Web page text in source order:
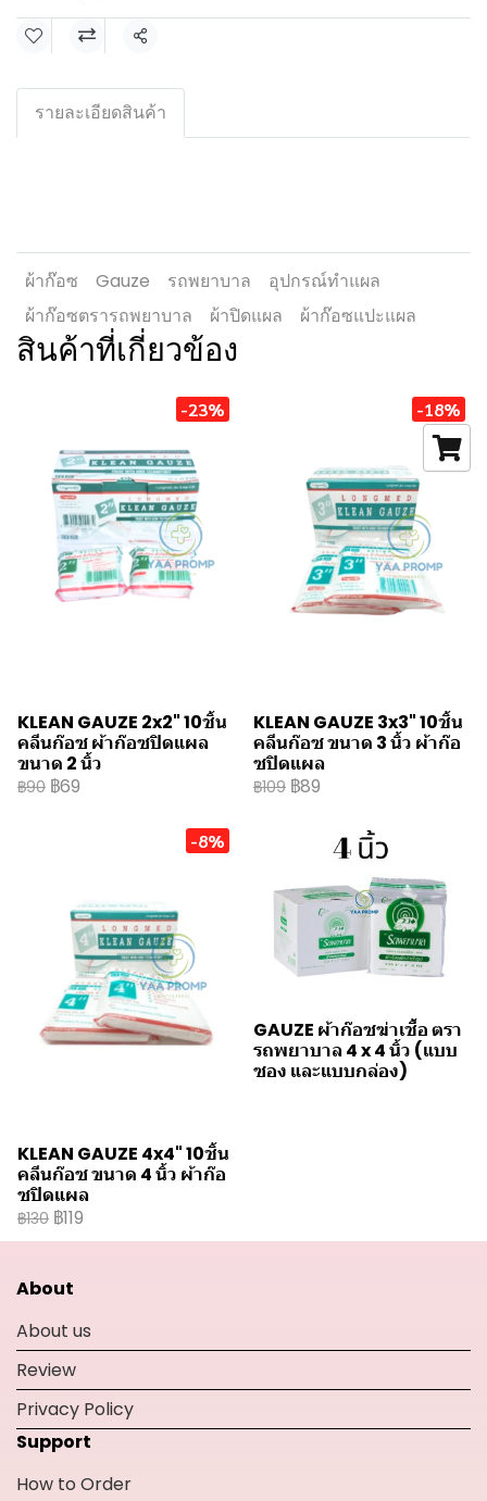
แชร์
รายละเอียดสินค้า
ผ้าก๊อซ Gauze รถพยาบาล
อุปกรณ์ทำแผล
ผ้าก๊อซตรารถพยาบาล
ผ้าปิดแผล ผ้าก๊อซแปะแผล
สินค้าที่เกี่ยวข้อง
-23%
KLEAN GAUZE 2x2" 10ชิ้น
คลีนก๊อซ ผ้าก๊อซปิดแผล
ขนาด 2 นิ้ว
฿90 ฿69
-18%
KLEAN GAUZE 3x3" 10ชิ้น
คลีนก๊อซ ขนาด 3 นิ้ว ผ้าก๊อ
ซปิดแผล
฿109 ฿89
-8%
KLEAN GAUZE 4x4" 10ชิ้น
คลีนก๊อซ ขนาด 4 นิ้ว ผ้าก๊อ
ซปิดแผล
฿130 ฿119
GAUZE ผ้าก๊อซฆ่าเชื้อ ตรา
รถพยาบาล 4 x 4 นิ้ว (แบบ
ซอง และแบบกล่อง)
About
About us
Review
Privacy Policy
Support
How to Order